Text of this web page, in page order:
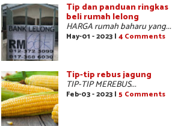
Tip dan panduan ringkas
beli rumah lelong
HARGA rumah baharu yang...
May-01 - 2023 | 4 Comments
Tip-tip rebus jagung
TIP-TIP MEREBUS...
Feb-03 - 2023 | 5 Comments